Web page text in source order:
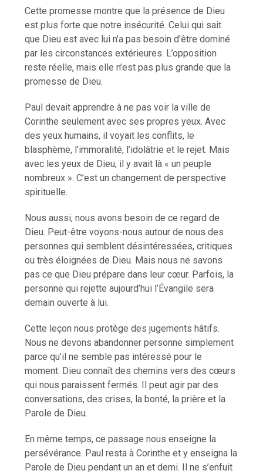
Cette promesse montre que la présence de Dieu
est plus forte que notre insécurité. Celui qui sait
que Dieu est avec lui n’a pas besoin d’être dominé
par les circonstances extérieures. L’opposition
reste réelle, mais elle n’est pas plus grande que la
promesse de Dieu.
Paul devait apprendre à ne pas voir la ville de
Corinthe seulement avec ses propres yeux. Avec
des yeux humains, il voyait les conflits, le
blasphème, l’immoralité, l’idolâtrie et le rejet. Mais
avec les yeux de Dieu, il y avait là « un peuple
nombreux ». C’est un changement de perspective
spirituelle.
Nous aussi, nous avons besoin de ce regard de
Dieu. Peut-être voyons-nous autour de nous des
personnes qui semblent désintéressées, critiques
ou très éloignées de Dieu. Mais nous ne savons
pas ce que Dieu prépare dans leur cœur. Parfois, la
personne qui rejette aujourd’hui l’Évangile sera
demain ouverte à lui.
Cette leçon nous protège des jugements hâtifs.
Nous ne devons abandonner personne simplement
parce qu’il ne semble pas intéressé pour le
moment. Dieu connaît des chemins vers des cœurs
qui nous paraissent fermés. Il peut agir par des
conversations, des crises, la bonté, la prière et la
Parole de Dieu.
En même temps, ce passage nous enseigne la
persévérance. Paul resta à Corinthe et y enseigna la
Parole de Dieu pendant un an et demi. Il ne s’enfuit